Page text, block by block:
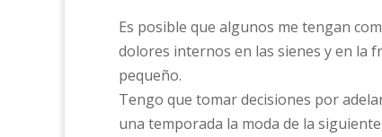
Es posible que algunos me tengan
dolores internos en las sienes y en la
pequeño.
Tengo que tomar decisiones por
una temporada la moda de la